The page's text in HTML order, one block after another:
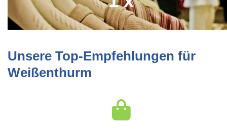
Unsere Top-Empfehlungen für
Weißenthurm